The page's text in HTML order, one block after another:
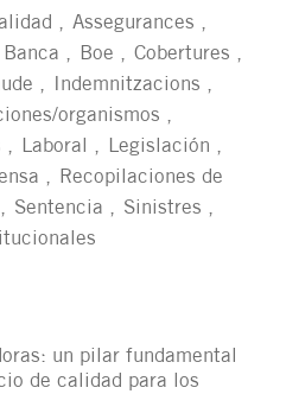
Assegurances
Banca Boe
Cobertures
Indemnitzacions
organismos
Laboral
Legislación
Recopilaciones de
Sentencia
Sinistres
un pilar fundamental
de calidad para los